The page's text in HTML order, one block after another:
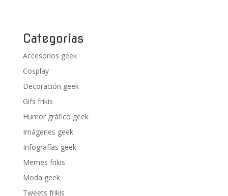
Categorías
Accesorios geek
Cosplay
Decoración geek
Gifs frikis
Humor gráfico geek
Imágenes geek
Infografías geek
Memes frikis
Moda geek
Tweets frikis